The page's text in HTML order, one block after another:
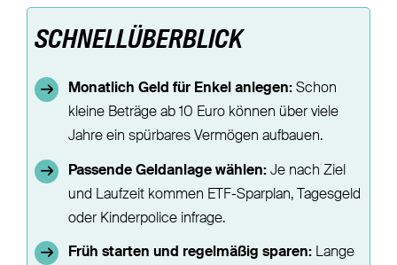
SCHNELLÜBERBLICK
Monatlich Geld für Enkel anlegen: Schon
kleine Beträge ab 10 Euro können über viele
Jahre ein spürbares Vermögen aufbauen.
Passende Geldanlage wählen: Je nach Ziel
und Laufzeit kommen ETF-Sparplan, Tagesgeld
oder Kinderpolice infrage.
Früh starten und regelmäßig sparen: Lange